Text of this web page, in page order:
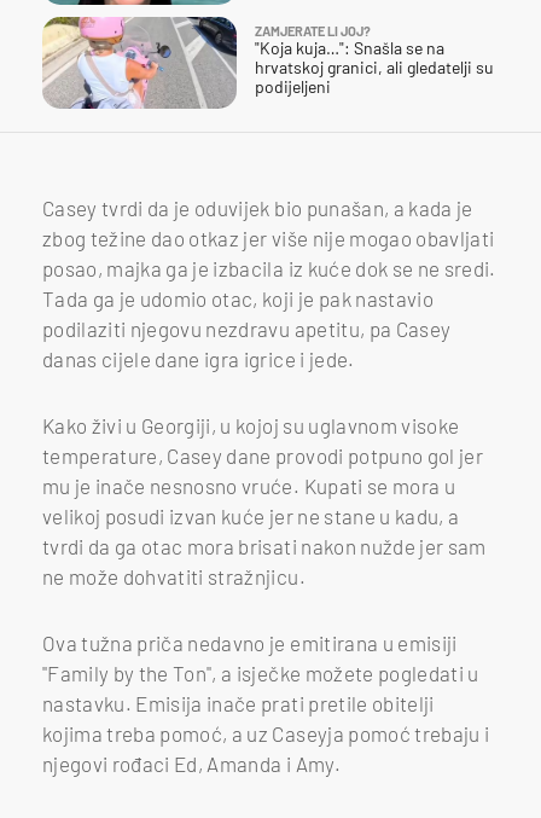
ZAMJERATE LI JOJ?
"Koja kuja…": Snašla se na
hrvatskoj granici, ali gledatelji su
podijeljeni
Casey tvrdi da je oduvijek bio punašan, a kada je
zbog težine dao otkaz jer više nije mogao obavljati
posao, majka ga je izbacila iz kuće dok se ne sredi.
Tada ga je udomio otac, koji je pak nastavio
podilaziti njegovu nezdravu apetitu, pa Casey
danas cijele dane igra igrice i jede.
Kako živi u Georgiji, u kojoj su uglavnom visoke
temperature, Casey dane provodi potpuno gol jer
mu je inače nesnosno vruće. Kupati se mora u
velikoj posudi izvan kuće jer ne stane u kadu, a
tvrdi da ga otac mora brisati nakon nužde jer sam
ne može dohvatiti stražnjicu.
Ova tužna priča nedavno je emitirana u emisiji
"Family by the Ton", a isječke možete pogledati u
nastavku. Emisija inače prati pretile obitelji
kojima treba pomoć, a uz Caseyja pomoć trebaju i
njegovi rođaci Ed, Amanda i Amy.